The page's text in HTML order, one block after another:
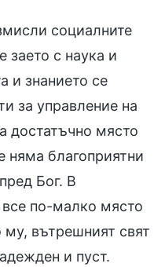
социалните
заето с наука и
и знанието се
за управление на
достатъчно място
няма благоприятни
Бог. В
по-малко място
му, вътрешният свят
и пуст.